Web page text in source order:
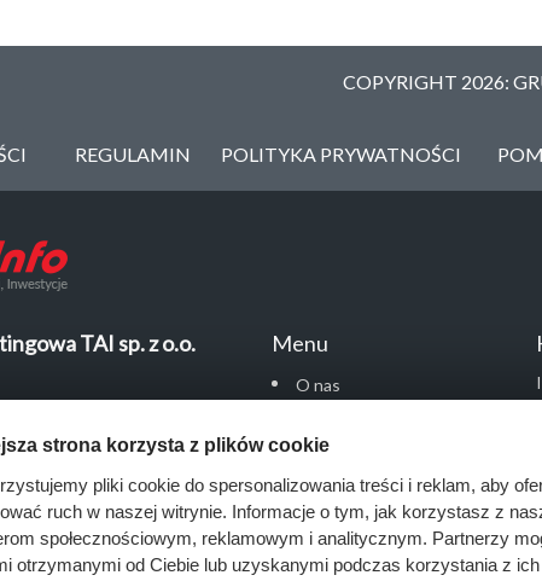
COPYRIGHT 2026:
REGULAMIN POLITYKA PRYWATNOŚCI
TAI sp. z o.o.
04-204 Warszawa
18/6, 60-846 Poznań
Menu
O nas
Monitoring przetargów
Raporty przetargowe
Ustawienia cookies
Kontakt
strona korzysta z plików cookie
pliki cookie do spersonalizowania treści i reklam, aby
ruch w naszej witrynie. Informacje o tym, jak korzystasz z
społecznościowym, reklamowym i analitycznym. Partnerzy
otrzymanymi od Ciebie lub uzyskanymi podczas korzystania z ich